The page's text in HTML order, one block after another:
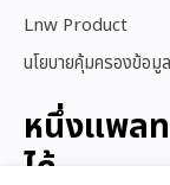
Lnw Product
นโยบายคุ้มครองข้อ
หนึ่งแพล
ได้